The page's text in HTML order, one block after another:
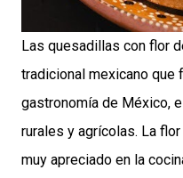
Las quesadillas con flor
tradicional mexicano que
gastronomía de México,
rurales y agrícolas. La
muy apreciado en la